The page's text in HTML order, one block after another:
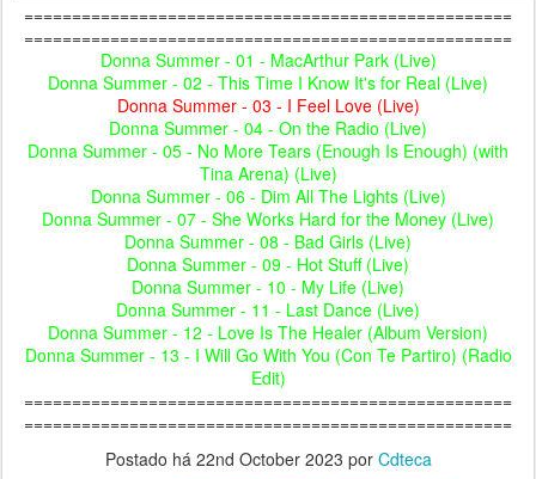
===================================================
===================================================
Donna Summer - 01 - MacArthur Park (Live)
Donna Summer - 02 - This Time I Know It's for Real (Live)
Donna Summer - 03 - I Feel Love (Live)
Donna Summer - 04 - On the Radio (Live)
Donna Summer - 05 - No More Tears (Enough Is Enough) (with
Tina Arena) (Live)
Donna Summer - 06 - Dim All The Lights (Live)
Donna Summer - 07 - She Works Hard for the Money (Live)
Donna Summer - 08 - Bad Girls (Live)
Donna Summer - 09 - Hot Stuff (Live)
Donna Summer - 10 - My Life (Live)
Donna Summer - 11 - Last Dance (Live)
Donna Summer - 12 - Love Is The Healer (Album Version)
Donna Summer - 13 - I Will Go With You (Con Te Partiro) (Radio
Edit)
===================================================
===================================================
Postado há 22nd October 2023 por Cdteca